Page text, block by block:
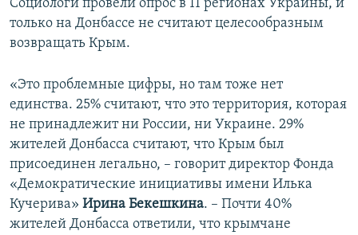
Социологи провели опрос в 11 регионах Украины, и
только на Донбассе не считают целесообразным
возвращать Крым.
«Это проблемные цифры, но там тоже нет
единства. 25% считают, что это территория, которая
не принадлежит ни России, ни Украине. 29%
жителей Донбасса считают, что Крым был
присоединен легально, – говорит директор Фонда
«Демократические инициативы имени Илька
Кучерива» Ирина Бекешкина. – Почти 40%
жителей Донбасса ответили, что крымчане